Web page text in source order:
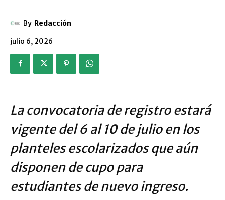
By Redacción
julio 6, 2026
La convocatoria de registro estará
vigente del 6 al 10 de julio en los
planteles escolarizados que aún
disponen de cupo para
estudiantes de nuevo ingreso.